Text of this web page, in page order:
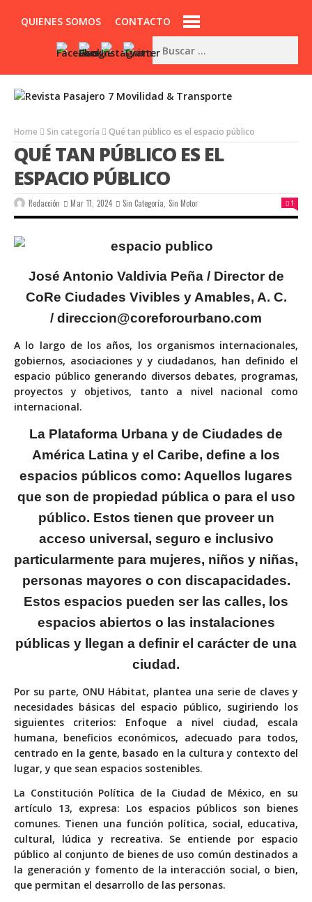
QUIENES SOMOS CONTACTO
Home Sin categoría Qué tan público es el espacio público
QUÉ TAN PÚBLICO ES EL
ESPACIO PÚBLICO
Redacción Mar 11, 2024 Sin Categoría Sin Motor 1
José Antonio Valdivia Peña / Director de
CoRe Ciudades Vivibles y Amables, A. C.
/ direccion@coreforourbano.com
A lo largo de los años, los organismos internacionales,
gobiernos, asociaciones y y ciudadanos, han definido el
espacio público generando diversos debates, programas,
proyectos y objetivos, tanto a nivel nacional como
internacional.
La Plataforma Urbana y de Ciudades de
América Latina y el Caribe, define a los
espacios públicos como: Aquellos lugares
que son de propiedad pública o para el uso
público. Estos tienen que proveer un
acceso universal, seguro e inclusivo
particularmente para mujeres, niños y niñas,
personas mayores o con discapacidades.
Estos espacios pueden ser las calles, los
espacios abiertos o las instalaciones
públicas y llegan a definir el carácter de una
ciudad.
Por su parte, ONU Hábitat, plantea una serie de claves y
necesidades básicas del espacio público, sugiriendo los
siguientes criterios: Enfoque a nivel ciudad, escala
humana, beneficios económicos, adecuado para todos,
centrado en la gente, basado en la cultura y contexto del
lugar, y que sean espacios sostenibles.
La Constitución Política de la Ciudad de México, en su
artículo 13, expresa: Los espacios públicos son bienes
comunes. Tienen una función política, social, educativa,
cultural, lúdica y recreativa. Se entiende por espacio
público al conjunto de bienes de uso común destinados a
la generación y fomento de la interacción social, o bien,
que permitan el desarrollo de las personas.